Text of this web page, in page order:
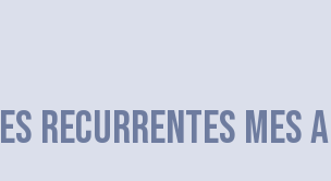
RECURRENTES MES